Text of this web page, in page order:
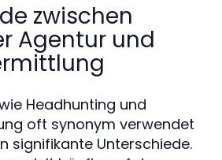
zwischen
Agentur und
Headhunting und
oft synonym verwendet
signifikante Unterschiede.